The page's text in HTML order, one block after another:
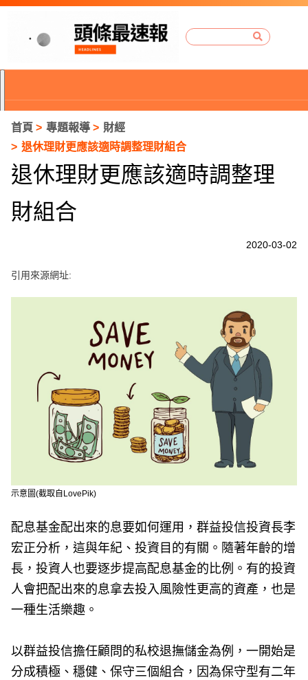
首頁 專題報導
財經
退休理財更應該適時調整理財組合
退休理財更應該適時調整理
財組合
2020-03-02
引用來源網址:
示意圖(截取自LovePik)
配息基金配出來的息要如何運用，群益投信投資長李
宏正分析，這與年紀、投資目的有關。隨著年齡的增
長，投資人也要逐步提高配息基金的比例。有的投資
人會把配出來的息拿去投入風險性更高的資產，也是
一種生活樂趣。
以群益投信擔任顧問的私校退撫儲金為例，一開始是
分成積極、穩健、保守三個組合，因為保守型有二年